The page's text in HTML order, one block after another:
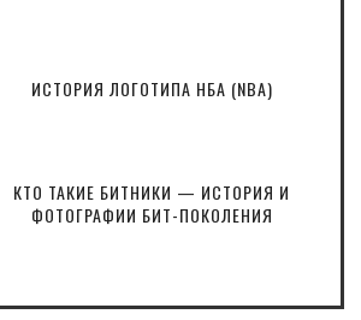
ИСТОРИЯ ЛОГОТИПА НБА (NBA)
КТО ТАКИЕ БИТНИКИ — ИСТОРИЯ И
ФОТОГРАФИИ БИТ-ПОКОЛЕНИЯ